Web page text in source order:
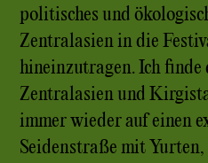
politisches und
Zentralasien in die
hineinzutragen. Ich finde
Zentralasien und
immer wieder auf einen
Seidenstraße mit